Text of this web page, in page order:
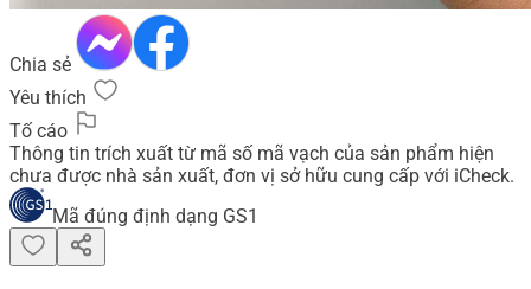
Chia sẻ
Yêu thích
Tố cáo
Thông tin trích xuất từ mã số mã vạch của sản phẩm hiện
chưa được nhà sản xuất, đơn vị sở hữu cung cấp với iCheck.
Mã đúng định dạng GS1